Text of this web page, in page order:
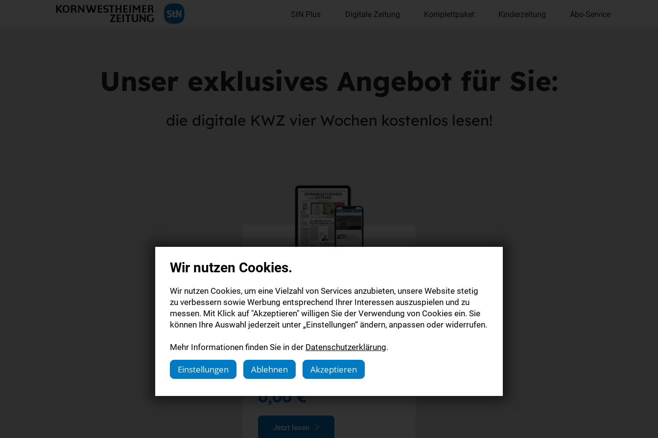
StN Plus Digitale Zeitung Komplettpaket Kinderzeitung Abo-Service
Unser exklusives Angebot für Sie:
die digitale KWZ vier Wochen kostenlos lesen!
Digitale Zeitung
Probeabo
Alle Inhalte auf stuttgarter-nachrichten.de
Alle Inhalte der StN-App
0,00 €
Jetzt lesen
Wir nutzen Cookies.
Wir nutzen Cookies, um eine Vielzahl von Services anzubieten, unsere Website stetig
zu verbessern sowie Werbung entsprechend Ihrer Interessen auszuspielen und zu
messen. Mit Klick auf "Akzeptieren" willigen Sie der Verwendung von Cookies ein. Sie
können Ihre Auswahl jederzeit unter „Einstellungen“ ändern, anpassen oder widerrufen.
Mehr Informationen finden Sie in der Datenschutzerklärung.
Einstellungen
Ablehnen Akzeptieren